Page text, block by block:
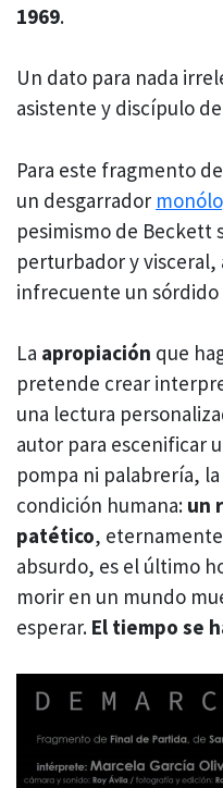
1969.
Un dato para nada
asistente y discípulo
Para este fragmento de
un desgarrador
pesimismo de Beckett
perturbador y visceral,
infrecuente un
La apropiación que
pretende crear
una lectura
autor para escenificar
pompa ni palabrería,
condición humana: un
patético,
absurdo, es el último
morir en un mundo
esperar. El tiempo se